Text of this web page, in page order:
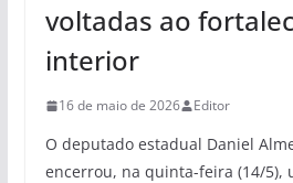
voltadas ao
interior
16 de maio de 2026 Editor
O deputado estadual Daniel
encerrou, na quinta-feira (14/5),